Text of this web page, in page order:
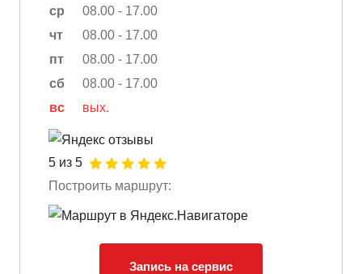
ср
08.00 - 17.00
чт
08.00 - 17.00
пт
08.00 - 17.00
сб
08.00 - 17.00
вс
вых.
5 из 5
Построить маршрут:
Запись на сервис